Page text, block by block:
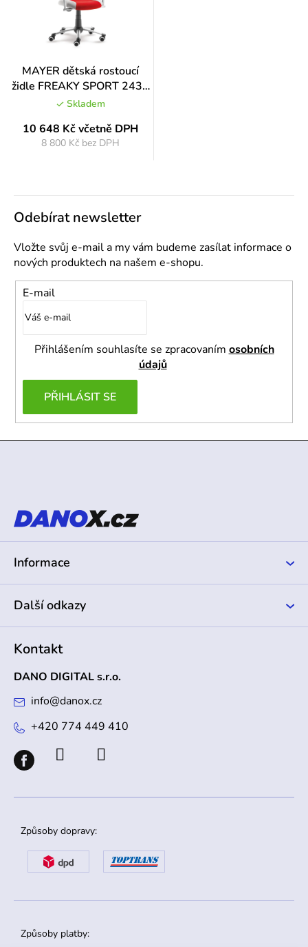
MAYER dětská rostoucí
židle FREAKY SPORT 2430
08 399
Skladem
10 648 Kčvčetně DPH
8 800 Kč bez DPH
Odebírat newsletter
Vložte svůj e-mail a my vám budeme zasílat informace o
nových produktech na našem e-shopu.
E-mail
Přihlášením souhlasíte se zpracovaním osobních
údajů
PŘIHLÁSIT SE
t
Informace
Další odkazy
Kontakt
DANO DIGITAL s.r.o.
info@danox.cz
+420 774 449 410
Způsoby dopravy:
Způsoby platby: